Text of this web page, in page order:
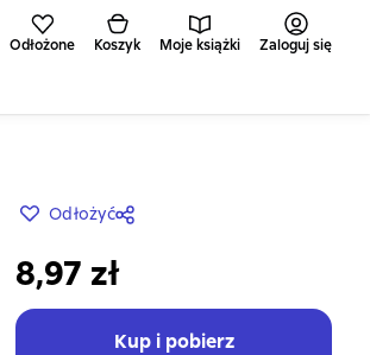
Odłożone Koszyk Moje książki Zaloguj się
Odłożyć
8,97 zł
Kup i pobierz